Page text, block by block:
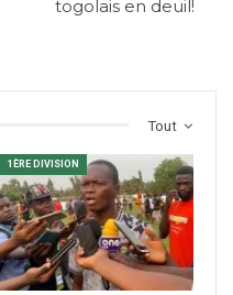
togolais en deuil!
Tout
1ÈRE DIVISION